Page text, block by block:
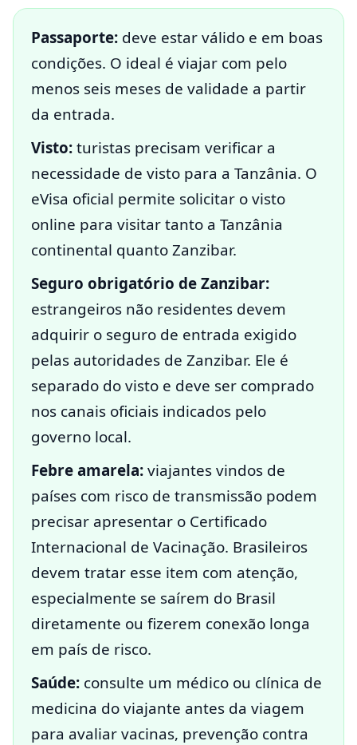
Passaporte: deve estar válido e em boas
condições. O ideal é viajar com pelo
menos seis meses de validade a partir
da entrada.
Visto:turistas precisam verificar a
necessidade de visto para a Tanzânia. O
eVisa oficial permite solicitar o visto
online para visitar tanto a Tanzânia
continental quanto Zanzibar.
Seguro obrigatório de Zanzibar:
estrangeiros não residentes devem
adquirir o seguro de entrada exigido
pelas autoridades de Zanzibar. Ele é
separado do visto e deve ser comprado
nos canais oficiais indicados pelo
governo local.
Febre amarela:viajantes vindos de
países com risco de transmissão podem
precisar apresentar o Certificado
Internacional de Vacinação. Brasileiros
devem tratar esse item com atenção,
especialmente se saírem do Brasil
diretamente ou fizerem conexão longa
em país de risco.
Saúde: consulte um médico ou clínica de
medicina do viajante antes da viagem
para avaliar vacinas, prevenção contra